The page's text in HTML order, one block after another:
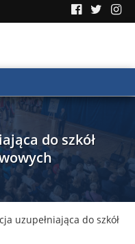
do szkół
uzupełniająca do szkół